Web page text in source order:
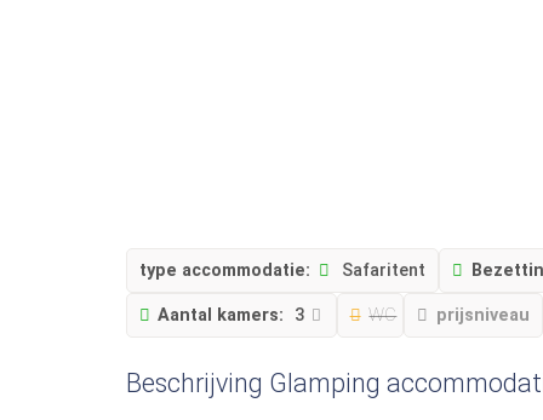
type accommodatie: Safaritent
Aantal kamers: 3 WC prijsniveau
Beschrijving Glamping